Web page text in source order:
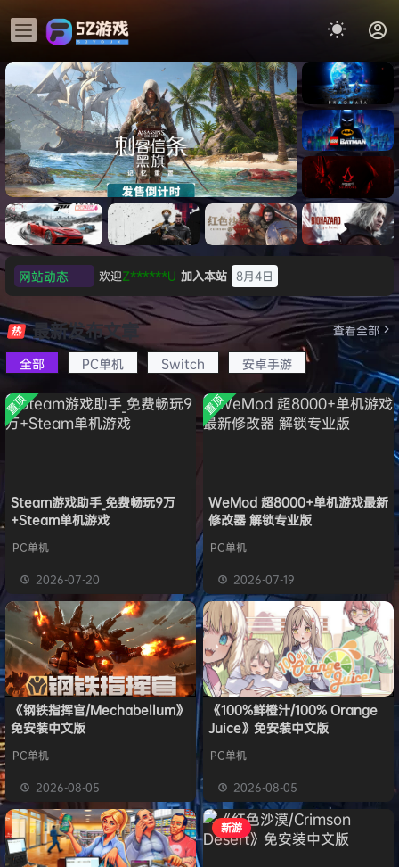
《刺客信条：黑旗 记忆重置-
虚拟机版/Assassin’s Creed
Black Flag Resynced
HYPERVISOR》免安装中文
版
《识质存
在/PRAG
MATA》
免安装中
文版
《乐高蝙
蝠侠：黑
暗骑士之
Legacy
of the
Dark
Knight》
免安装中
文版
影/Assas
sin’s
Creed
Shadow
s》免安装
版，非虚
拟机
极限竞
速：地平
线
6（Forza
Horizon
6）免安装
中文版
《原子之
心/Atomi
c
Heart》
免安装中
文版
红色沙漠-
虚拟机版
（Crimso
n Desert
HYPERVI
SOR）免
安装中文
版
生化危机
9：安魂
曲
（Reside
nt Evil
Requiem
）免安装
中文版
网站动态 欢迎Z******U 加入本站 8月4日
欢迎k******2 加入本站 8月4日
欢迎 C****i 加入本站 8月4日
欢迎2***5 加入本站 8月4日
欢迎h*********0 加入本站 8月3日
加入本站
旋律 签到获取 41 点积分
8月1日
欢迎y**u 加入本站 7月31日
欢迎m*******n 加入本站 7月30日
欢迎
加入本站 13小时前
28 点积分
签到获取
加入本站 8月4日
最新发布文章
全部 PC单机 Switch 安卓手游
查看全部
置顶
Steam游戏助手_免费畅玩9万
+Steam单机游戏
PC单机
2026-07-20
置顶
WeMod 超8000+单机游戏最新
修改器 解锁专业版
PC单机
2026-07-19
《钢铁指挥官/Mechabellum》
免安装中文版
PC单机
2026-08-05
《100%鲜橙汁/100% Orange
Juice》免安装中文版
PC单机
2026-08-05
新游